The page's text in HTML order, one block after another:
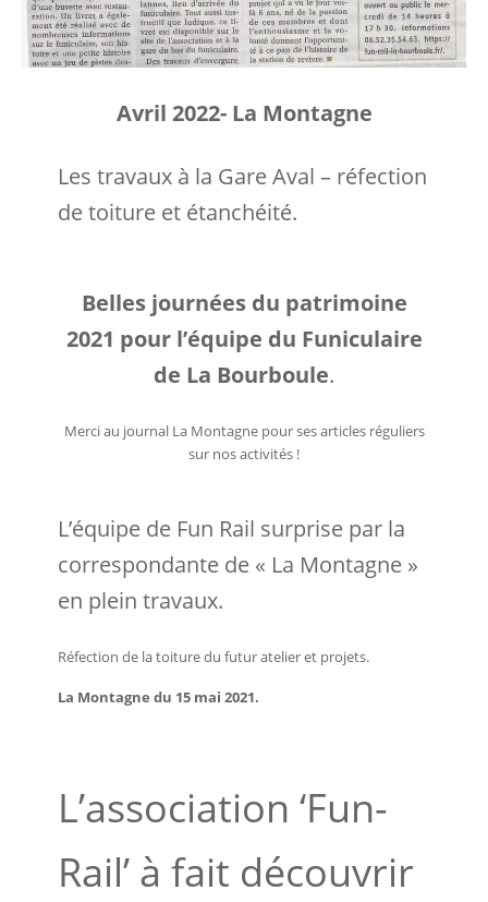
Avril 2022- La Montagne
Les travaux à la Gare Aval – réfection
de toiture et étanchéité.
Belles journées du patrimoine
2021 pour l’équipe du Funiculaire
de La Bourboule.
Merci au journal La Montagne pour ses articles réguliers
sur nos activités !
L’équipe de Fun Rail surprise par la
correspondante de « La Montagne »
en plein travaux.
Réfection de la toiture du futur atelier et projets.
La Montagne du 15 mai 2021.
L’association ‘Fun-
Rail’ à fait découvrir